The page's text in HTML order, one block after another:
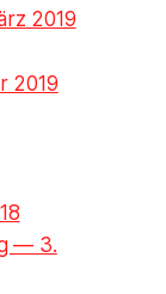
2019
2019
— 3.